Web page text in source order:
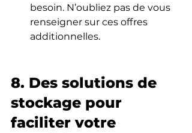
besoin. N’oubliez pas de vous
renseigner sur ces offres
additionnelles.
8. Des solutions de
stockage pour
faciliter votre